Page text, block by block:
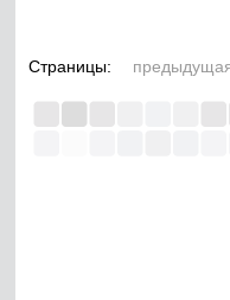
Страницы: